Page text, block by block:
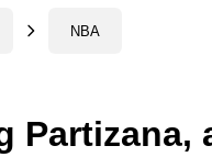
NBA
Partizana,